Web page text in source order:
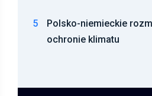
5
Polsko-niemieckie
ochronie klimatu